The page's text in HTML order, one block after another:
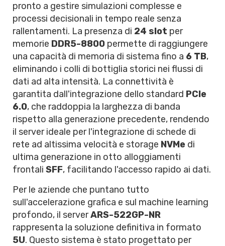
pronto a gestire simulazioni complesse e
processi decisionali in tempo reale senza
rallentamenti. La presenza di 24 slot per
memorie DDR5-8800 permette di raggiungere
una capacità di memoria di sistema fino a 6 TB,
eliminando i colli di bottiglia storici nei flussi di
dati ad alta intensità. La connettività è
garantita dall'integrazione dello standard PCIe
6.0, che raddoppia la larghezza di banda
rispetto alla generazione precedente, rendendo
il server ideale per l'integrazione di schede di
rete ad altissima velocità e storage NVMe di
ultima generazione in otto alloggiamenti
frontali SFF, facilitando l'accesso rapido ai dati.
Per le aziende che puntano tutto
sull'accelerazione grafica e sul machine learning
profondo, il serverARS-522GP-NR
rappresenta la soluzione definitiva in formato
5U. Questo sistema è stato progettato per